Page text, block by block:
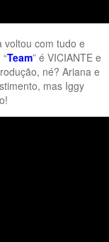
voltou com tudo e
Team” é VICIANTE e
né? Ariana e
mas Iggy